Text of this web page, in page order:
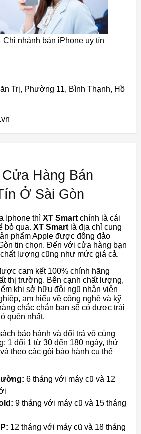
Chi nhánh bán iPhone uy tín
Trị, Phường 11, Bình Thạnh, Hồ
Hàng Bán
Ở Sài Gòn
Iphone thì XT Smart chính là cái
bỏ qua. XT Smart là địa chỉ cung
phẩm Apple được đông đảo
tin chọn. Đến với cửa hàng bạn
lượng cũng như mức giá cả.
cam kết 100% chính hãng
thị trường. Bên cạnh chất lượng,
khi sở hữu đội ngũ nhân viên
am hiểu về công nghệ và kỹ
chắc chắn bạn sẽ có được trải
quên nhất.
bảo hành và đổi trả vô cùng
1 đổi 1 từ 30 đến 180 ngày, thử
theo các gói bảo hành cụ thể
6 tháng với máy cũ và 12
9 tháng với máy cũ và 15 tháng
12 tháng với máy cũ và 18 tháng